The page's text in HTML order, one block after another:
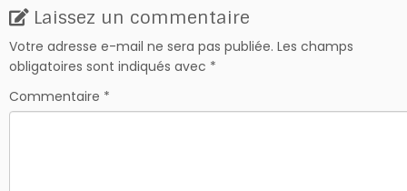
Laissez un commentaire
Votre adresse e-mail ne sera pas publiée. Les champs
obligatoires sont indiqués avec *
Commentaire *